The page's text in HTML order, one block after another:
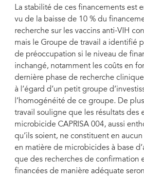
La stabilité de ces financements est
vu de la baisse de 10 % du
recherche sur les vaccins anti-VIH
mais le Groupe de travail a identifié
de préoccupation si le niveau de
inchangé, notamment les coûts en
dernière phase de recherche
à l’égard d’un petit groupe
l’homogénéité de ce groupe. De
travail souligne que les résultats des
microbicide CAPRISA 004, aussi
qu’ils soient, ne constituent en aucun
en matière de microbicides à base
que des recherches de confirmation
financées de manière adéquate